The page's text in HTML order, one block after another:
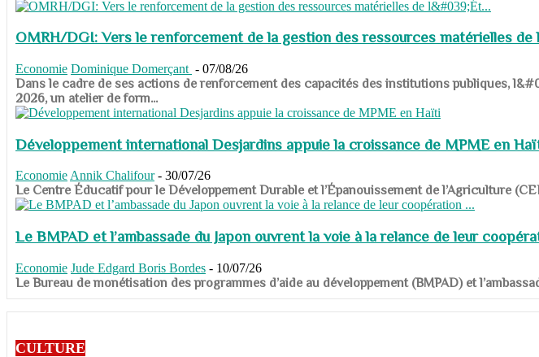
OMRH/DGI: Vers le renforcement de la gestion des ressources matérielles de
Economie Dominique Domerçant - 07/08/26
Dans le cadre de ses actions de renforcement des capacités des institutions publiques,
2026, un atelier de form...
Développement international Desjardins appuie la croissance de MPME en
Economie Annik Chalifour - 30/07/26
​​​​​​​Le Centre Éducatif pour le Développement Durable et l’Épanouissement de l’Agriculture
Le BMPAD et l’ambassade du Japon ouvrent la voie à la relance de leur
Economie Jude Edgard Boris Bordes - 10/07/26
​​​​​​​Le Bureau de monétisation des programmes d’aide au développement (BMPAD) et
CULTURE